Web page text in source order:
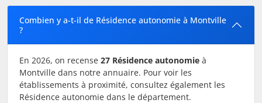
Combien y a-t-il de Résidence autonomie à Montville
?
En 2026, on recense 27 Résidence autonomie à
Montville dans notre annuaire. Pour voir les
établissements à proximité, consultez également les
Résidence autonomie dans le département.